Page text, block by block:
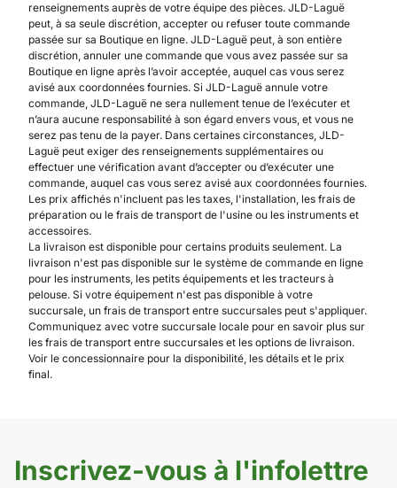
renseignements auprès de votre équipe des pièces. JLD-Laguë
peut, à sa seule discrétion, accepter ou refuser toute commande
passée sur sa Boutique en ligne. JLD-Laguë peut, à son entière
discrétion, annuler une commande que vous avez passée sur sa
Boutique en ligne après l’avoir acceptée, auquel cas vous serez
avisé aux coordonnées fournies. Si JLD-Laguë annule votre
commande, JLD-Laguë ne sera nullement tenue de l’exécuter et
n’aura aucune responsabilité à son égard envers vous, et vous ne
serez pas tenu de la payer. Dans certaines circonstances, JLD-
Laguë peut exiger des renseignements supplémentaires ou
effectuer une vérification avant d’accepter ou d’exécuter une
commande, auquel cas vous serez avisé aux coordonnées fournies.
Les prix affichés n'incluent pas les taxes, l'installation, les frais de
préparation ou le frais de transport de l'usine ou les instruments et
accessoires.
La livraison est disponible pour certains produits seulement. La
livraison n'est pas disponible sur le système de commande en ligne
pour les instruments, les petits équipements et les tracteurs à
pelouse. Si votre équipement n'est pas disponible à votre
succursale, un frais de transport entre succursales peut s'appliquer.
Communiquez avec votre succursale locale pour en savoir plus sur
les frais de transport entre succursales et les options de livraison.
Voir le concessionnaire pour la disponibilité, les détails et le prix
final.
Inscrivez-vous à l'infolettre